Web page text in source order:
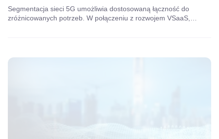
Segmentacja sieci 5G umożliwia dostosowaną łączność do
zróżnicowanych potrzeb. W połączeniu z rozwojem VSaaS,